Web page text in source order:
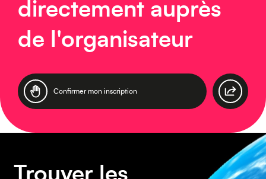
directement auprès
de l'organisateur
Confirmer mon inscription
Europe
Moyen-Orient